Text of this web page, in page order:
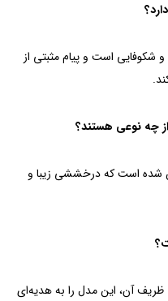
شکوفایی است و پیام مثبتی از
چه نوعی هستند؟
شده است که درخششی زیبا و
ظریف آن، این مدل را به هدیه‌ای